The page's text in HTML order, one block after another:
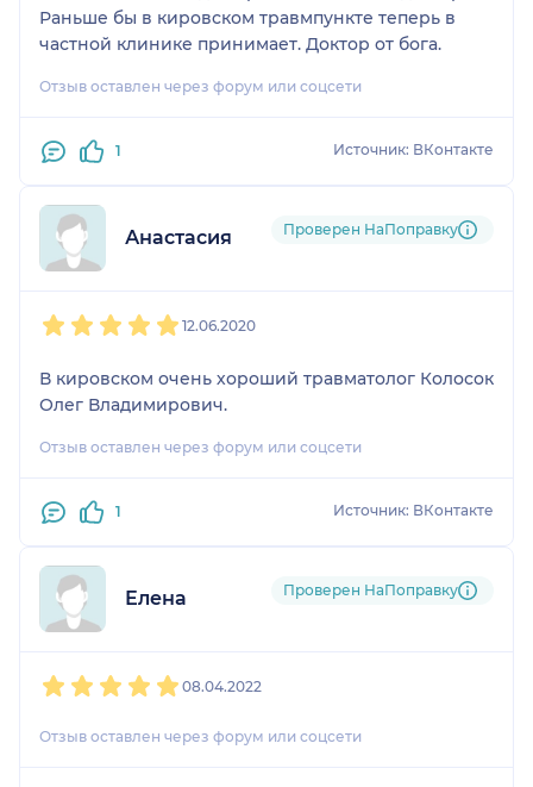
Раньше бы в кировском травмпункте теперь в
частной клинике принимает. Доктор от бога.
Отзыв оставлен через форум или соцсети
1 Источник: ВКонтакте
Анастасия Проверен НаПоправку
12.06.2020
В кировском очень хороший травматолог Колосок
Олег Владимирович.
Отзыв оставлен через форум или соцсети
1 Источник: ВКонтакте
Елена Проверен НаПоправку
08.04.2022
Отзыв оставлен через форум или соцсети